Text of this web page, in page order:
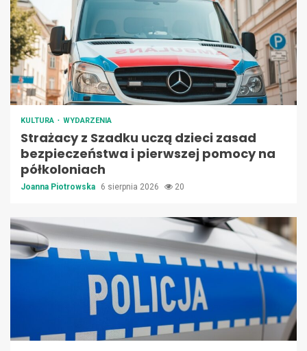
KULTURA WYDARZENIA
Strażacy z Szadku uczą dzieci zasad
bezpieczeństwa i pierwszej pomocy na
półkoloniach
Joanna Piotrowska 6 sierpnia 2026 20